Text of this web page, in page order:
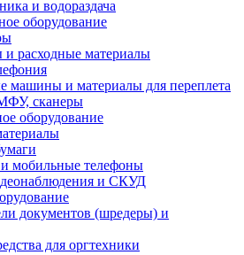
и водораздача
оборудование
расходные материалы
машины и материалы для переплета
сканеры
оборудование
мобильные телефоны
и СКУД
документов (шредеры) и
для оргтехники